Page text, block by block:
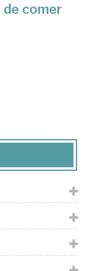
de comer